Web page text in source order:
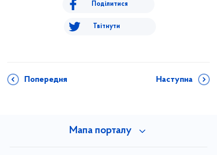
Поділитися
Твітнути
Попередня Наступна
Мапа порталу